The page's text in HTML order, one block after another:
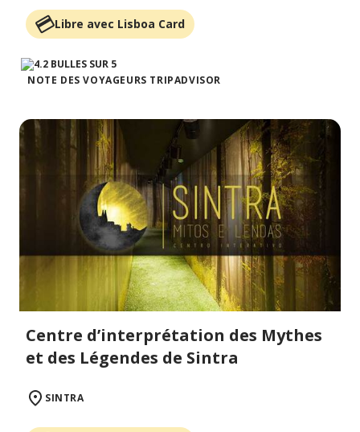
Libre avec Lisboa Card
NOTE DES VOYAGEURS TRIPADVISOR
Centre d’interprétation des Mythes
et des Légendes de Sintra
SINTRA